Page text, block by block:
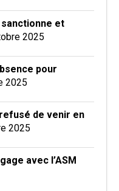
sanctionne et
2025
pour
2025
refusé de venir en
2025
avec l’ASM